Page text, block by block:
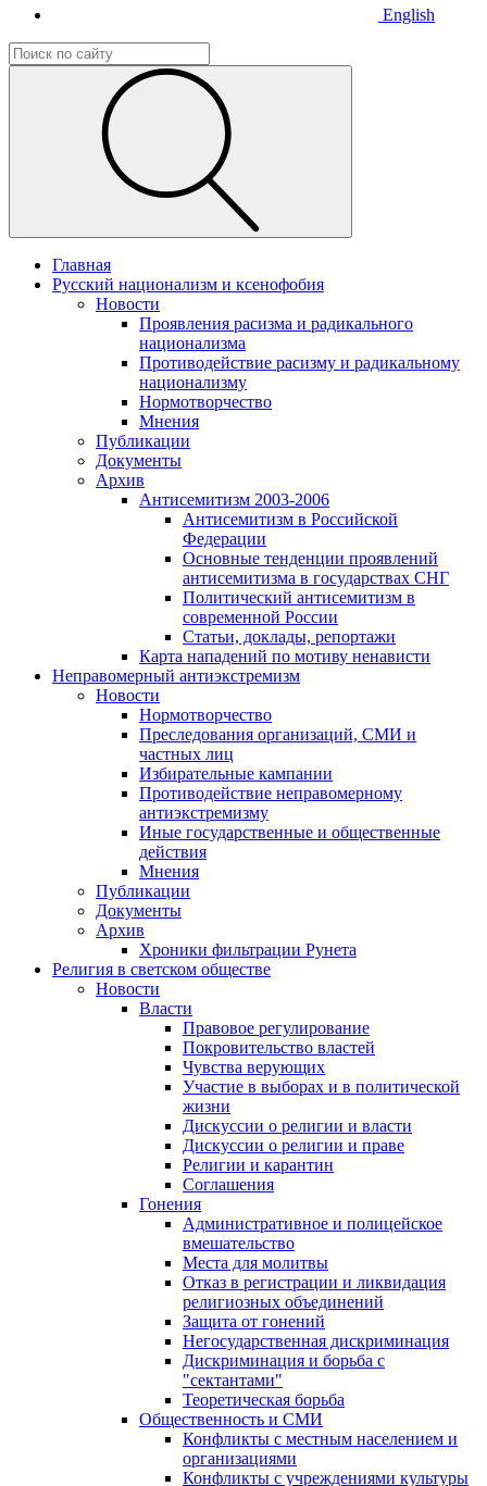
English
Главная
Русский национализм и ксенофобия
Новости
Проявления расизма и радикального
национализма
Противодействие расизму и радикальному
национализму
Нормотворчество
Мнения
Публикации
Документы
Архив
Антисемитизм 2003-2006
Антисемитизм в Российской
Федерации
Основные тенденции проявлений
антисемитизма в государствах СНГ
Политический антисемитизм в
современной России
Статьи, доклады, репортажи
Карта нападений по мотиву ненависти
Неправомерный антиэкстремизм
Новости
Нормотворчество
Преследования организаций, СМИ и
частных лиц
Избирательные кампании
Противодействие неправомерному
антиэкстремизму
Иные государственные и общественные
действия
Мнения
Публикации
Документы
Архив
Хроники фильтрации Рунета
Религия в светском обществе
Новости
Власти
Правовое регулирование
Покровительство властей
Чувства верующих
Участие в выборах и в политической
жизни
Дискуссии о религии и власти
Дискуссии о религии и праве
Религии и карантин
Соглашения
Гонения
Административное и полицейское
вмешательство
Места для молитвы
Отказ в регистрации и ликвидация
религиозных объединений
Защита от гонений
Негосударственная дискриминация
Дискриминация и борьба с
"сектантами"
Теоретическая борьба
Общественность и СМИ
Конфликты с местным населением и
организациями
Конфликты с учреждениями культуры